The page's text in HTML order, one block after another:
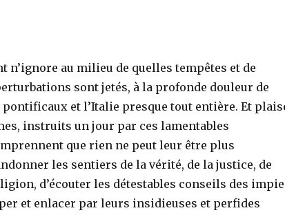
n’ignore au milieu de quelles tempêtes et de
sont jetés, à la profonde douleur de
pontificaux et l’Italie presque tout entière. Et
instruits un jour par ces lamentables
que rien ne peut leur être plus
les sentiers de la vérité, de la justice, de
d’écouter les détestables conseils des
et enlacer par leurs insidieuses et perfides